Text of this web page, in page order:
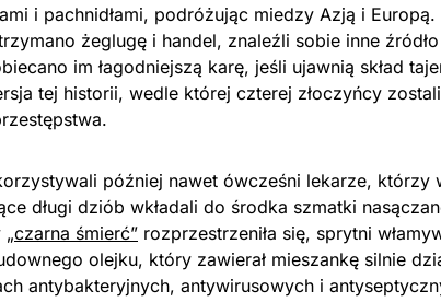
i pachnidłami, podróżując miedzy Azją i
żeglugę i handel, znaleźli sobie inne
im łagodniejszą karę, jeśli ujawnią skład
tej historii, wedle której czterej złoczyńcy
później nawet ówcześni lekarze, którzy
długi dziób wkładali do środka szmatki
„czarna śmierć” rozprzestrzeniła się, sprytni
olejku, który zawierał mieszankę silnie
antybakteryjnych, antywirusowych i